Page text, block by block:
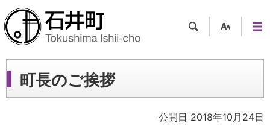
ツー
ュー
町長のご挨拶
公開日 2018年10月24日